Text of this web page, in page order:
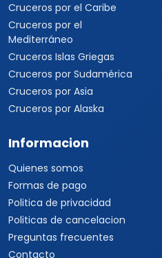
Cruceros por el Caribe
Cruceros por el
Mediterráneo
Cruceros Islas Griegas
Cruceros por Sudamérica
Cruceros por Asia
Cruceros por Alaska
Informacion
Quienes somos
Formas de pago
Politica de privacidad
Politicas de cancelacion
Preguntas frecuentes
Contacto